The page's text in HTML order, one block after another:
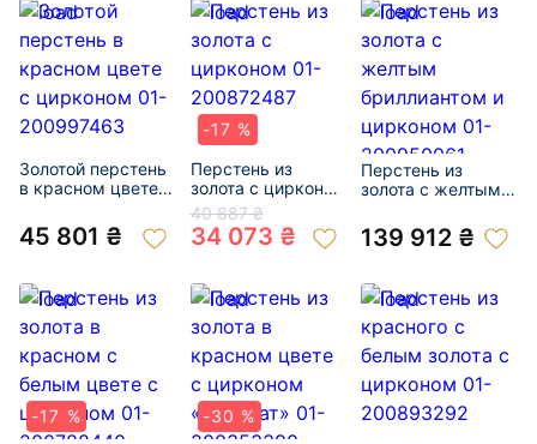
Золотой перстень
в красном цвете с
200997463
45 801 ₴
-17 %
Перстень из
золота с цирконом
01-200872487
40 887 ₴
34 073 ₴
Перстень из
золота с желтым
цирконом 01-
200950061
139 912 ₴
-17 %
-30 %